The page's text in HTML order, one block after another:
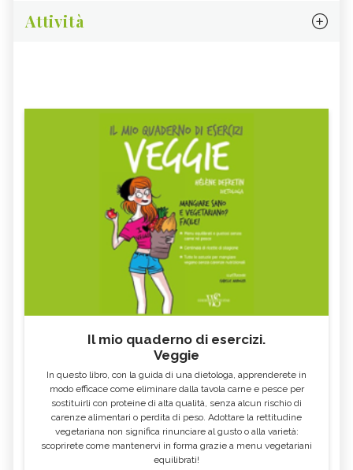
Attività
Il mio quaderno di esercizi.
Veggie
In questo libro, con la guida di una dietologa, apprenderete in
modo efficace come eliminare dalla tavola carne e pesce per
sostituirli con proteine di alta qualità, senza alcun rischio di
carenze alimentari o perdita di peso. Adottare la rettitudine
vegetariana non significa rinunciare al gusto o alla varietà:
scoprirete come mantenervi in forma grazie a menu vegetariani
equilibrati!